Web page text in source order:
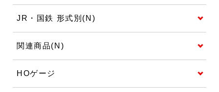
JR・国鉄 形式別(N)
関連商品(N)
HOゲージ